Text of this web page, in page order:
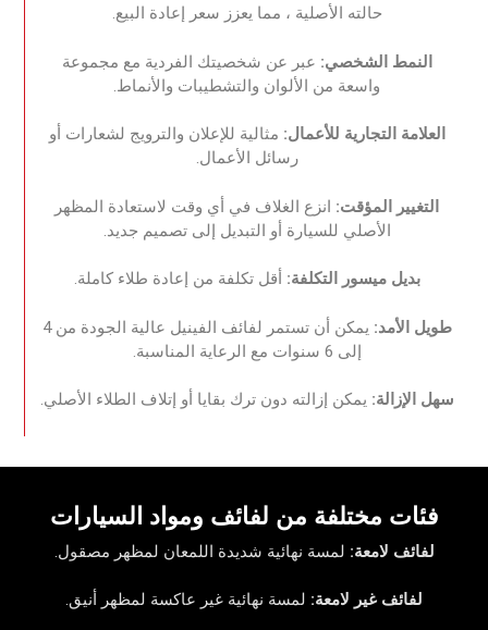
حالته الأصلية ، مما يعزز سعر إعادة البيع.‏
‏النمط الشخصي:‏‏ عبر عن شخصيتك الفردية مع مجموعة
واسعة من الألوان والتشطيبات والأنماط.‏
‏العلامة التجارية للأعمال: ‏‏ مثالية للإعلان والترويج لشعارات أو
رسائل الأعمال.‏
‏التغيير المؤقت:‏‏ انزع الغلاف في أي وقت لاستعادة المظهر
الأصلي للسيارة أو التبديل إلى تصميم جديد.‏
‏بديل ميسور التكلفة:‏‏ أقل تكلفة من إعادة طلاء كاملة.‏
‏طويل الأمد:‏‏
يمكن أن تستمر لفائف الفينيل عالية الجودة من 4
إلى 6 سنوات مع الرعاية المناسبة.‏
‏سهل الإزالة: ‏‏ يمكن إزالته دون ترك بقايا أو إتلاف الطلاء الأصلي.‏
‏فئات مختلفة من لفائف ومواد السيارات‏
‏لفائف لامعة:‏‏ لمسة نهائية شديدة اللمعان لمظهر مصقول.‏
‏لفائف غير لامعة:‏‏ لمسة نهائية غير عاكسة لمظهر أنيق.‏